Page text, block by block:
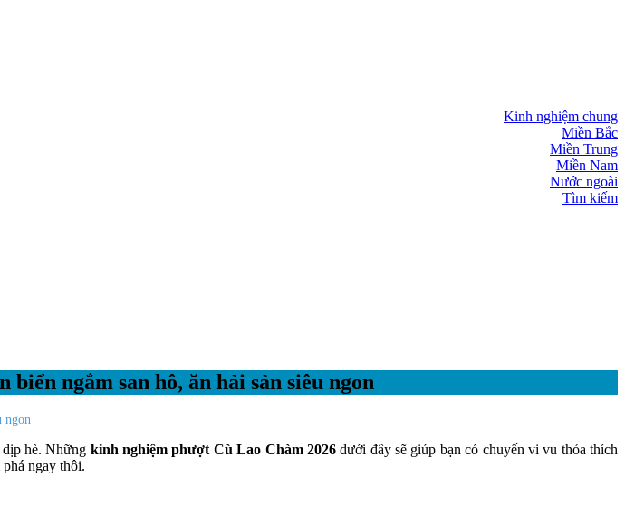
Kinh nghiệm chung
Miền Bắc
Miền Trung
Miền Nam
Nước ngoài
Tìm kiếm
ngắm san hô, ăn hải sản siêu ngon
ngon
hè. Những kinh nghiệm phượt Cù Lao Chàm 2026dưới đây sẽ giúp bạn có chuyến vi vu thỏa thích
phá ngay thôi.